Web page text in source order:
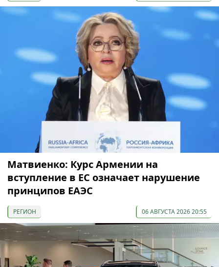
Матвиенко: Курс Армении на
вступление в ЕС означает нарушение
принципов ЕАЭС
РЕГИОН 06 АВГУСТА 2026 20:55